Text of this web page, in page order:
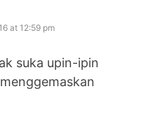
at 12:59 pm
suka upin-ipin